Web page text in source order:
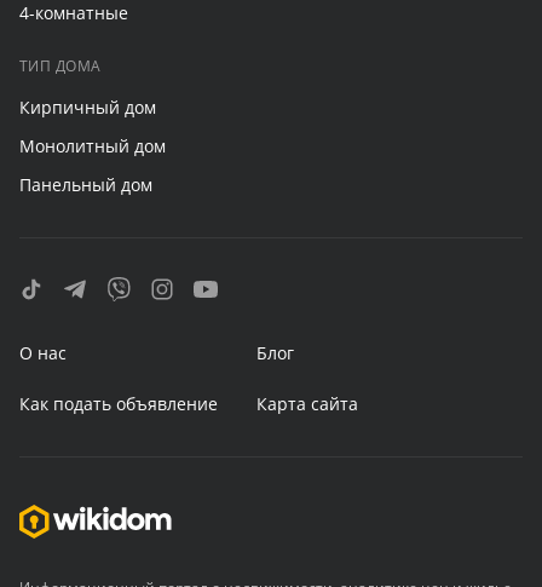
4-комнатные
ТИП ДОМА
Кирпичный дом
Монолитный дом
Панельный дом
О нас Блог
Как подать объявление Карта сайта